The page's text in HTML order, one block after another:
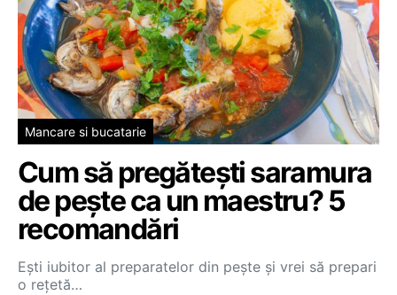
Mancare si bucatarie
Cum să pregătești saramura
de pește ca un maestru? 5
recomandări
Ești iubitor al preparatelor din pește și vrei să prepari
o rețetă…